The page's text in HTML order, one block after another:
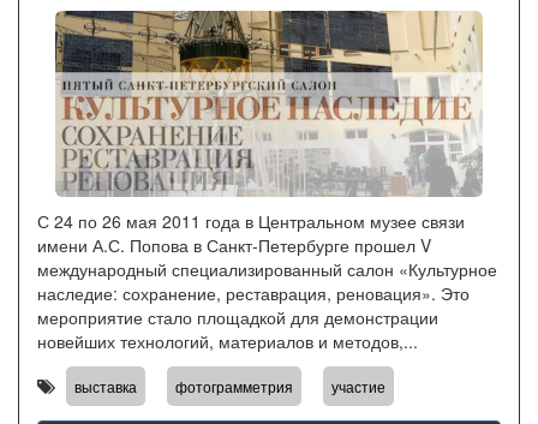
С 24 по 26 мая 2011 года в Центральном музее связи
имени А.С. Попова в Санкт-Петербурге прошел V
международный специализированный салон «Культурное
наследие: сохранение, реставрация, реновация». Это
мероприятие стало площадкой для демонстрации
новейших технологий, материалов и методов,...
выставка фотограмметрия участие